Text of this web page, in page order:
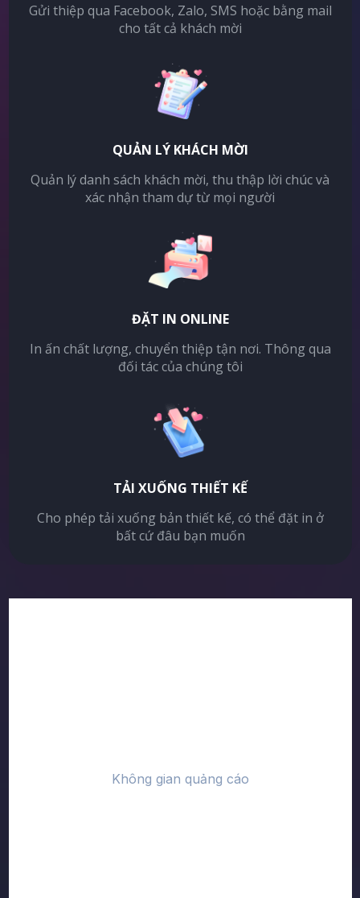
Gửi thiệp qua Facebook, Zalo, SMS hoặc bằng mail
cho tất cả khách mời
QUẢN LÝ KHÁCH MỜI
Quản lý danh sách khách mời, thu thập lời chúc và
xác nhận tham dự từ mọi người
ĐẶT IN ONLINE
In ấn chất lượng, chuyển thiệp tận nơi. Thông qua
đối tác của chúng tôi
TẢI XUỐNG THIẾT KẾ
Cho phép tải xuống bản thiết kế, có thể đặt in ở
bất cứ đâu bạn muốn